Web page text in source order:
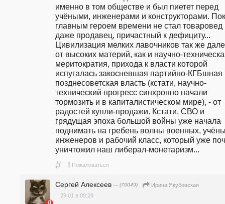
именно в том обществе и был пиетет перед
учёными, инженерами и конструкторами.
главным героем времени не стал товаровед
даже продавец, причастный к дефициту...
Цивилизация мелких лавочников так же
от высоких материй, как и научно-
меритократия, прихода к власти которой
испугалась закосневшая партийно-КГБшная
позднесоветская власть (кстати, научно-
технический прогресс синхронно начали
тормозить и в капиталистическом мире), - от
радостей купли-продажи. Кстати, СВО и
грядущая эпоха большой войны уже начала
поднимать на гребень волны военных,
инженеров и рабочий класс, который уже
уничтожил наш либерал-монетаризм...
# ! Пожаловаться
Сергей Алексеев — (70049)
Ирина Якубовская
29.01 в 09:28